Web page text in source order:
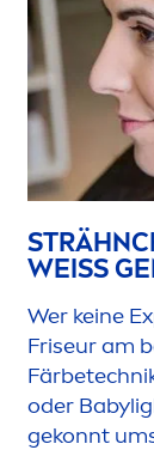
WEISS
Wer keine
Friseur am
oder
gekonnt